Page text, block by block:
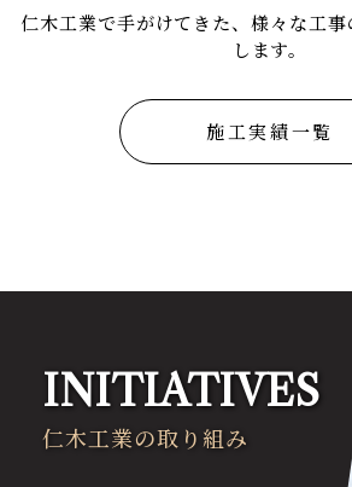
仁木工業で手がけてきた、様々な工
します。
施工実績一覧
INITIATIVES
仁木工業の取り組み